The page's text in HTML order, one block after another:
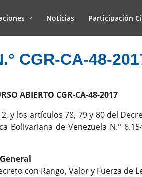
Noticias Participación
CGR-CA-48-
ABIERTO CGR-CA-48-2017
los artículos 78, 79 y 80 del
Bolivariana de Venezuela N.°
con Rango, Valor y Fuerza de